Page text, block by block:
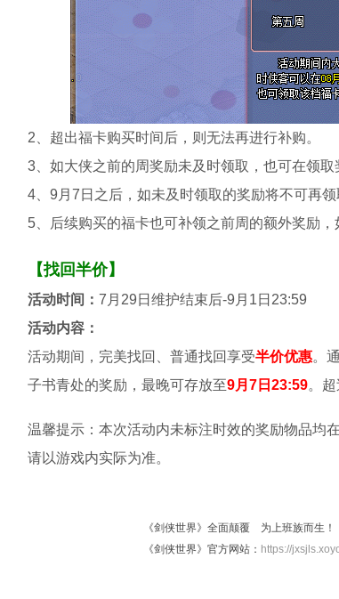
2、超出福卡购买时间后，则无法再进行补购。
3、如大侠之前的周奖励未及时领取，也可在领取
4、9月7日之后，如未及时领取的奖励将不可再领
5、后续购买的福卡也可补领之前周的额外奖励
【找回半价】
活动时间： 7月29日维护结束后-9月1日23:59
活动内容：
活动期间，完美找回、普通找回享受半价优惠。
子书青处的奖励，最晚可存放至9月7日23:59。
温馨提示：本次活动内未标注时效的奖励物品均
请以游戏内实际为准。
《剑侠世界》全面颠覆 为上班族而生！
《剑侠世界》官方网站： https://